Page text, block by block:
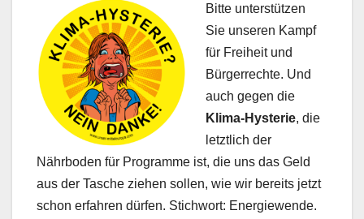
Bitte unterstützen
Sie unseren Kampf
für Freiheit und
Bürgerrechte. Und
auch gegen die
Klima-Hysterie, die
letztlich der
Nährboden für Programme ist, die uns das Geld
aus der Tasche ziehen sollen, wie wir bereits jetzt
schon erfahren dürfen. Stichwort: Energiewende.